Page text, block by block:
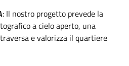
: Il nostro progetto prevede la
a cielo aperto, una
e valorizza il quartiere